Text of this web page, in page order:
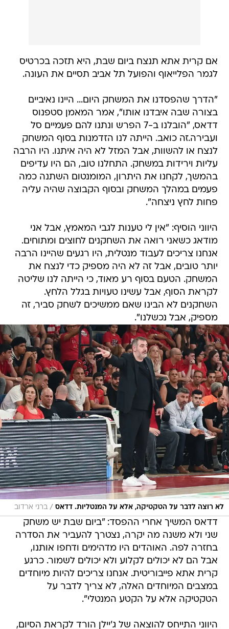
אם קרית אתא תנצח ביום שבת, היא תזכה בכרטיס
לגמר הפלייאוף והפועל תל אביב תסיים את העונה.
"הדרך שהפסדנו את המשחק היום... היינו נאיביים
בצורה שבה איבדנו אותו", אמר המאמן סטפנוס
דדאס, "הובלנו ב-7 הפרש ונתנו להם פעמיים סל
ועבירה.זה כואב. הייתה לנו הזדמנות בסוף המשחק
לנצח או להשוות, אבל המזל לא היה איתנו. היו הרבה
עליות וירידות במשחק. התחלנו טוב, הם היו עדיפים
בהמשך, לקחנו את היתרון, המומנטום השתנה כמה
פעמים במהלך המשחק ובסוף הקבוצה שהיה עליה
פחות לחץ ניצחה".
היווני הוסיף: "אין לי טענות לגבי המאמץ, אבל אני
מודאג כשאני רואה את השחקנים לחוצים ומתוחים.
אנחנו צריכים לעבוד מנטלית, היו רגעים שהיינו הרבה
יותר טובים, אבל זה לא היה מספיק כדי לנצח את
המשחק. הטעם בסוף רע מאוד, כי הייתה לנו שליטה
לקראת הסוף, אבל עשינו טעויות בגלל הלחץ.
השחקנים לא הבינו שאם ממשיכים לשחק סביר, זה
מספיק, אבל נכשלנו".
לא רוצה לדבר על הטקטיקה, אלא על המנטליות. דדאס / ברני ארדוב
דדאס המשיך אחרי ההפסד: "ביום שבת יש משחק
שני ולא משנה מה יקרה, נצטרך להעביר את הסדרה
בחזרה לפה. האוהדים היו מדהימים ודחפו אותנו,
אבל הם לא יכולים לקלוע ולא יכולים לשמור. כרגע
קרית אתא פייבוריטית. אנחנו צריכים להיות מיוחדים
במצבים המיוחדים האלה, לא צריך לדבר על
הטקטיקה אלא על הקטע המנטלי".
היווני התייחס להוצאה של ג'יילן הורד לקראת הסיום,